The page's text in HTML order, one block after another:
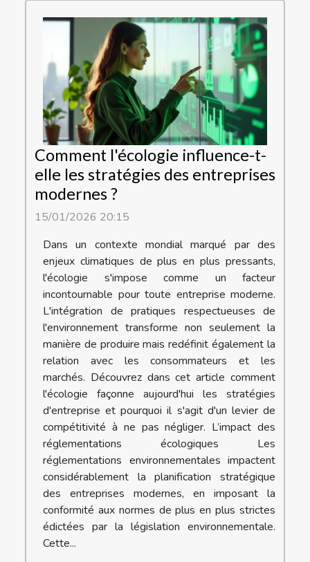
Comment l'écologie influence-t-
elle les stratégies des entreprises
modernes ?
15/01/2026 20:15
Dans un contexte mondial marqué par des
enjeux climatiques de plus en plus pressants,
l'écologie s'impose comme un facteur
incontournable pour toute entreprise moderne.
L'intégration de pratiques respectueuses de
l'environnement transforme non seulement la
manière de produire mais redéfinit également la
relation avec les consommateurs et les
marchés. Découvrez dans cet article comment
l'écologie façonne aujourd'hui les stratégies
d'entreprise et pourquoi il s'agit d'un levier de
compétitivité à ne pas négliger. L’impact des
réglementations écologiques Les
réglementations environnementales impactent
considérablement la planification stratégique
des entreprises modernes, en imposant la
conformité aux normes de plus en plus strictes
édictées par la législation environnementale.
Cette...